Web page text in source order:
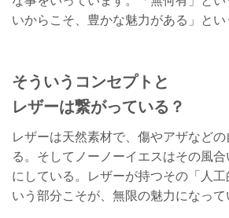
いからこそ、豊かな魅力がある」とい
そういうコンセプトと
レザーは繋がっている？
レザーは天然素材で、傷やアザなど
る。そしてノーノーイエスはその風
にしている。レザーが持つその「人
いう部分こそが、無限の魅力になって